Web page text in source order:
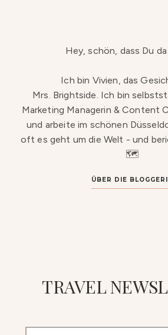
Hey, schön, dass Du
Ich bin Vivien, das
Mrs. Brightside. Ich bin
Marketing Managerin & Content
und arbeite im schönen
oft es geht um die Welt - und
🗺️
ÜBER DIE
TRAVEL